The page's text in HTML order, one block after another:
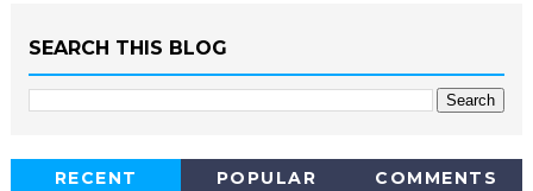
SEARCH THIS BLOG
RECENT POPULAR COMMENTS